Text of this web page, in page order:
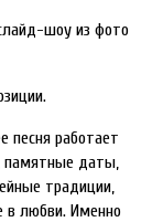
шоу из фото
песня работает
памятные даты,
традиции,
в любви. Именно